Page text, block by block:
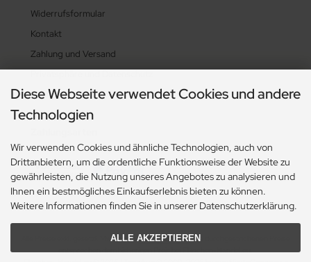
Widerrufsformular
Kontakt
Zahlung und Versand
Sitemap
Alle Preise exkl. gesetzl. MwSt. zzgl.Versandkosten. Die durchgestrichenen Preise
entsprechen dem bisherigen Preis bei Flaschen-Handel.eu.
Diese Webseite verwendet Cookies und andere
Technologien
Wir verwenden Cookies und ähnliche Technologien, auch von
Drittanbietern, um die ordentliche Funktionsweise der Website zu
gewährleisten, die Nutzung unseres Angebotes zu analysieren und
Ihnen ein bestmögliches Einkaufserlebnis bieten zu können.
Weitere Informationen finden Sie in unserer Datenschutzerklärung.
ALLE AKZEPTIEREN